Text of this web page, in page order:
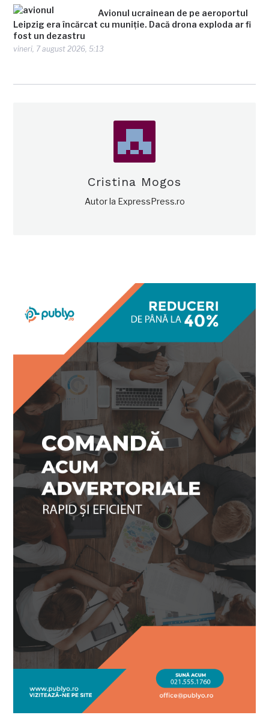
Avionul ucrainean de pe aeroportul
Leipzig era încărcat cu muniție. Dacă drona exploda ar fi
fost un dezastru
vineri, 7 august 2026, 5:13
Cristina Mogos
Autor la ExpressPress.ro